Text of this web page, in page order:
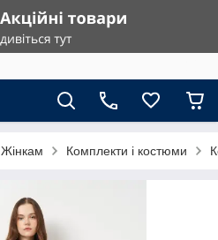
Жінкам Комплекти і костюми